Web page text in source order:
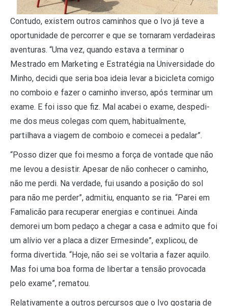
Contudo, existem outros caminhos que o Ivo já teve a
oportunidade de percorrer e que se tornaram verdadeiras
aventuras. “Uma vez, quando estava a terminar o
Mestrado em Marketing e Estratégia na Universidade do
Minho, decidi que seria boa ideia levar a bicicleta comigo
no comboio e fazer o caminho inverso, após terminar um
exame. E foi isso que fiz. Mal acabei o exame, despedi-
me dos meus colegas com quem, habitualmente,
partilhava a viagem de comboio e comecei a pedalar”.
“Posso dizer que foi mesmo a força de vontade que não
me levou a desistir. Apesar de não conhecer o caminho,
não me perdi. Na verdade, fui usando a posição do sol
para não me perder”, admitiu, enquanto se ria. “Parei em
Famalicão para recuperar energias e continuei. Ainda
demorei um bom pedaço a chegar a casa e admito que foi
um alívio ver a placa a dizer Ermesinde”, explicou, de
forma divertida. “Hoje, não sei se voltaria a fazer aquilo.
Mas foi uma boa forma de libertar a tensão provocada
pelo exame”, rematou.
Relativamente a outros percursos que o Ivo gostaria de